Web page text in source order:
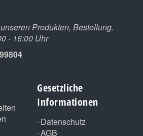
Produkten, Bestellung.
- 16:00 Uhr
Gesetzliche
Informationen
Datenschutz
AGB